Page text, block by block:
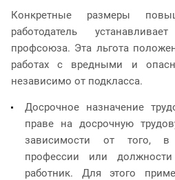
Конкретные размеры
работодатель
профсоюза. Эта льгота
работах с вредными и
независимо от подкласса.
Досрочное назначение
праве на досрочную
зависимости от того, в
профессии или
работник. Для этого